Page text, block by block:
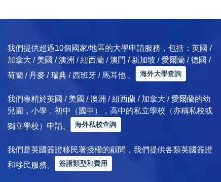
我們提供超過10個國家/地區的大學申請服務，包括：英國 /
加拿大 / 美國 / 澳洲 / 紐西蘭 / 澳門 / 新加坡 / 愛爾蘭 / 德國 /
荷蘭 / 丹麥 / 瑞典 / 西班牙 / 馬耳他 。
海外大學查詢
我們專精於英國 / 美國 / 澳洲 / 紐西蘭 / 加拿大 / 愛爾蘭的幼
兒園，小學，初中（國中），高中的私立學校（亦稱私校或
獨立學校）申請。
海外私校查詢
我們是英國簽證移民署授權的顧問，我們提供各類英國簽證
和移民服務。
簽證類型和費用